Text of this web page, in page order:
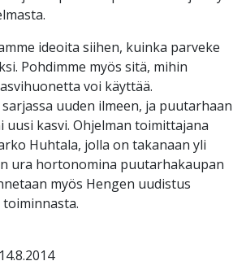
ideoita siihen, kuinka parveke
Pohdimme myös sitä, mihin
voi käyttää.
uuden ilmeen, ja puutarhaan
uusi kasvi. Ohjelman toimittajana
Huhtala, jolla on takanaan yli
ura hortonomina puutarhakaupan
myös Hengen uudistus